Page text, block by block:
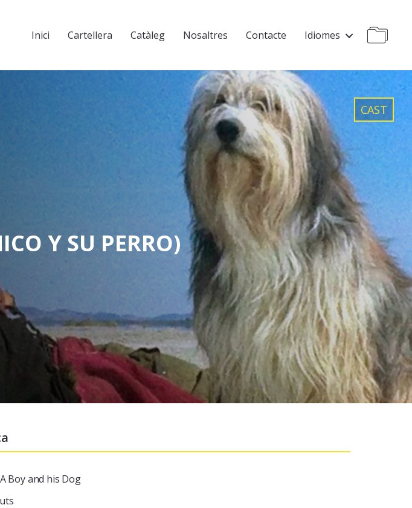
Inici Cartellera Catàleg Nosaltres Contacte Idiomes
CAST
Y SU PERRO)
Boy and his Dog